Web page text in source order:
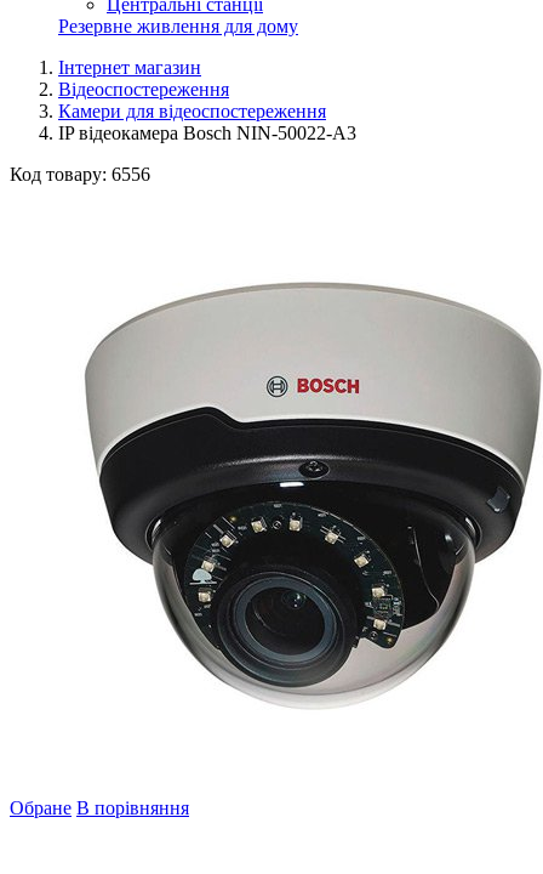
Резервне живлення для дому
Інтернет магазин
Відеоспостереження
Камери для відеоспостереження
IP відеокамера Bosch NIN-50022-A3
Код товару: 6556
Обране В порівняння